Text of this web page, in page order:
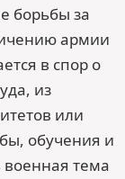
борьбы за
армии
в спор о
из
или
обучения и
тема